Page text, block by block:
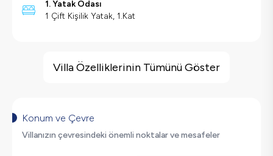
1. Yatak Odası
1 Çift Kişilik Yatak, 1.Kat
Barbekü
Korunaklı Havuz
Saç Kurutma Makinası
Villa Özelliklerinin Tümünü Göster
Konum ve Çevre
Villanızın çevresindeki önemli noktalar ve mesafeler